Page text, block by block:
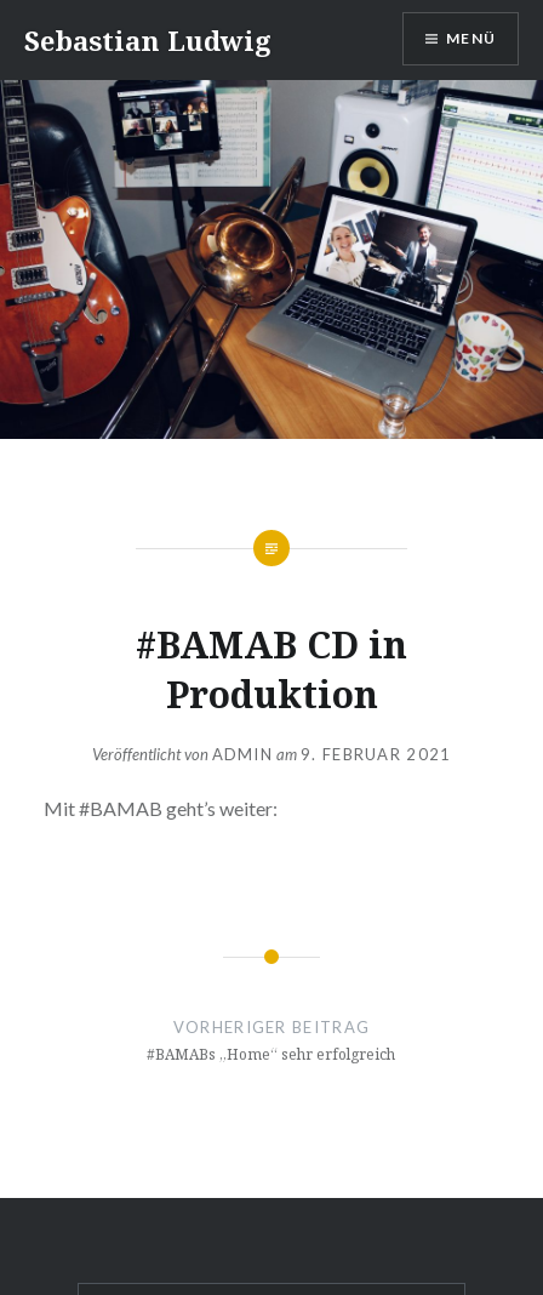
zum
Inhalt
Sebastian Ludwig MENÜ
#BAMAB CD in
Produktion
Veröffentlicht vonADMIN am 9. FEBRUAR 2021
Mit #BAMAB geht’s weiter:
Beitragsnavigation
VORHERIGER BEITRAG
#BAMABs „Home“ sehr erfolgreich